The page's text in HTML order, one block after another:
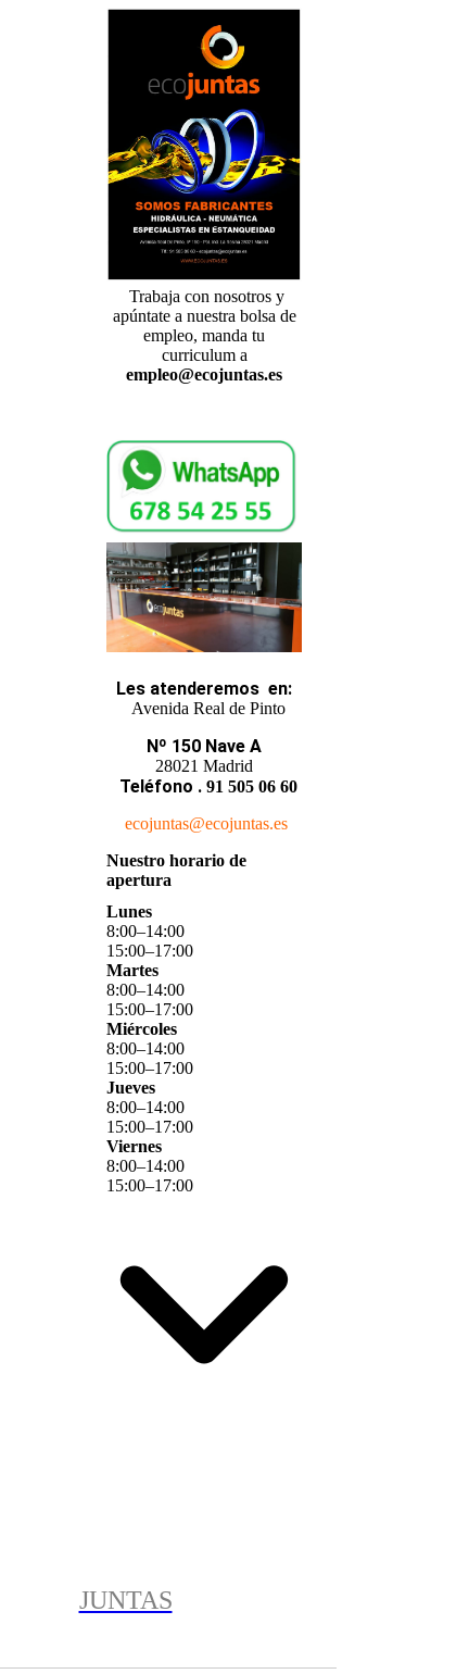
Trabaja con nosotros y
apúntate a nuestra bolsa de
empleo, manda tu
curriculum a
empleo@ecojuntas.es
Les atenderemos en:
Avenida Real de Pinto
Nº 150 Nave A
28021 Madrid
Teléfono . 91 505 06 60
ecojuntas@ecojuntas.es
Nuestro horario de
apertura
Lunes
8:00–14:00
15:00–17:00
Martes
8:00–14:00
15:00–17:00
Miércoles
8:00–14:00
15:00–17:00
Jueves
8:00–14:00
15:00–17:00
Viernes
8:00–14:00
15:00–17:00
JUNTAS